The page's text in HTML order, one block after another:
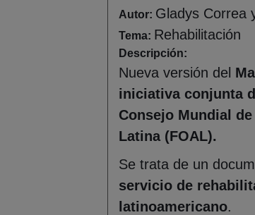
Autor: Gladys Correa
Tema: Rehabilitación
Descripción:
Nueva versión del
iniciativa conjunta
Consejo Mundial
Latina (FOAL).
Se trata de un
servicio de
latinoamericano.